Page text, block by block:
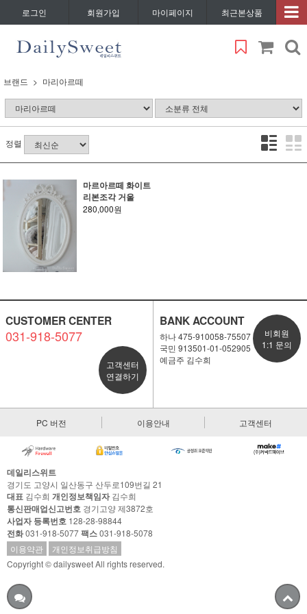
로그인 회원가입 마이페이지 최근본상품
브랜드 마리아르떼
정렬
마르아르떼 화이트
리본조각 거울
280,000원
CUSTOMER CENTER
031-918-5077
고객센터
연결하기
BANK ACCOUNT
하나 475-910058-75507
국민 913501-01-052905
예금주 김수희
비회원
1:1 문의
PC 버전 이용안내 고객센터
데일리스위트
경기도 고양시 일산동구 산두로109번길 21
대표 김수희 개인정보책임자김수희
통신판매업신고번호 경기고양 제3872호
사업자 등록번호 128-28-98844
전화031-918-5077팩스031-918-5078
이용약관
개인정보취급방침
Copyright © dailysweet All rights reserved.